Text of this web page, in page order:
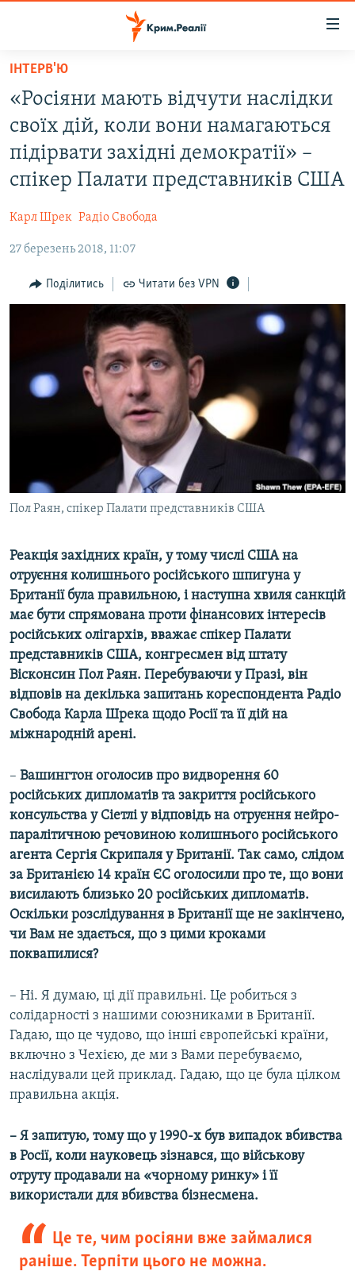
Перейти
основного
матеріалу
Перейти
до
основної
Перейти
до
ВІДЕО ТА ФОТО
ПОЛІТИКА
ПОГЛЯД
ІНТЕРВ'Ю
ВСЕ ЗА ДЕНЬ
СПЕЦПРОЕКТИ
ВІДЕОУРОКИ «ELIFBE»
СВІДЧЕННЯ ОКУПАЦІЇ
УКРАЇНСЬКА ПРОБЛЕМА КРИМУ
ЯК ОБІЙТИ БЛОКУВАННЯ
Русский
ІНТЕРВ'Ю
«Росіяни мають відчути наслідки
своїх дій, коли вони намагаються
підірвати західні демократії» –
спікер Палати представників США
Карл Шрек Радіо Свобода
27 березень 2018, 11:07
Поділитись Читати без VPN
Пол Раян, спікер Палати представників США
Реакція західних країн, у тому числі США на
отруєння колишнього російського шпигуна у
Британії була правильною, і наступна хвиля санкцій
має бути спрямована проти фінансових інтересів
російських олігархів, вважає спікер Палати
представників США, конгресмен від штату
Вісконсин Пол Раян. Перебуваючи у Празі, він
відповів на декілька запитань кореспондента Радіо
Свобода Карла Шрека щодо Росії та її дій на
міжнародній арені.
– Вашингтон оголосив про видворення 60
російських дипломатів та закриття російського
консульства у Сіетлі у відповідь на отруєння нейро-
паралітичною речовиною колишнього російського
агента Сергія Скрипаля у Британії. Так само, слідом
за Британією 14 країн ЄС оголосили про те, що вони
висилають близько 20 російських дипломатів.
Оскільки розслідування в Британії ще не закінчено,
чи Вам не здається, що з цими кроками
поквапилися?
– Ні. Я думаю, ці дії правильні. Це робиться з
солідарності з нашими союзниками в Британії.
Гадаю, що це чудово, що інші європейські країни,
включно з Чехією, де ми з Вами перебуваємо,
наслідували цей приклад. Гадаю, що це була цілком
правильна акція.
– Я запитую, тому що у 1990-х був випадок вбивства
в Росії, коли науковець зізнався, що військову
отруту продавали на «чорному ринку» і її
використали для вбивства бізнесмена.
Це те, чим росіяни вже займалися
раніше. Терпіти цього не можна.